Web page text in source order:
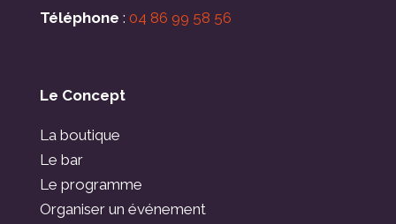
Téléphone : 04 86 99 58 56
Le Concept
La boutique
Le bar
Le programme
Organiser un événement